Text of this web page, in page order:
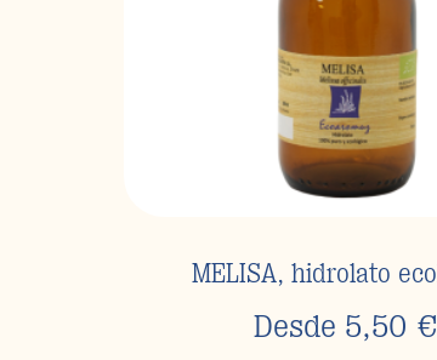
MELISA, hidrolato
Desde 5,50 €